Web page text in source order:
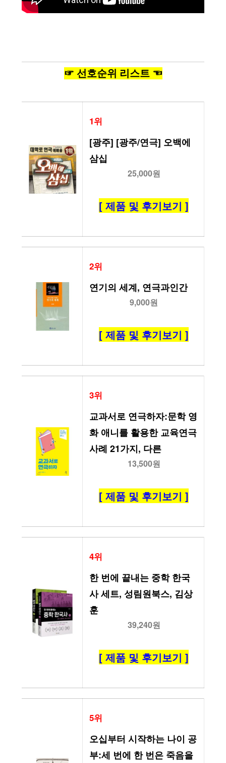
☞ 선호순위 리스트 ☜
1위
[광주] [광주/연극] 오백에
삼십
25,000원
[ 제품 및 후기보기 ]
2위
연기의 세계, 연극과인간
9,000원
[ 제품 및 후기보기 ]
3위
교과서로 연극하자:문학 영
화 애니를 활용한 교육연극
사례 21가지, 다른
13,500원
[ 제품 및 후기보기 ]
4위
한 번에 끝내는 중학 한국
사 세트, 성림원북스, 김상
훈
39,240원
[ 제품 및 후기보기 ]
5위
오십부터 시작하는 나이 공
부:세 번에 한 번은 죽음을